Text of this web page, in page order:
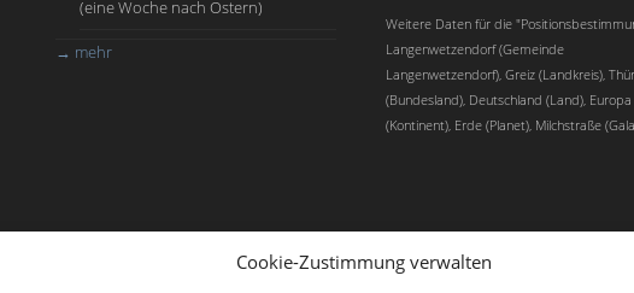
Cookie-Zustimmung verwalten
(eine Woche nach Ostern)
→ mehr
Weitere Daten für die
Langenwetzendorf (Gemeinde
Langenwetzendorf), Greiz (Landkreis),
(Bundesland), Deutschland (Land), Europa
(Kontinent), Erde (Planet), Milchstraße